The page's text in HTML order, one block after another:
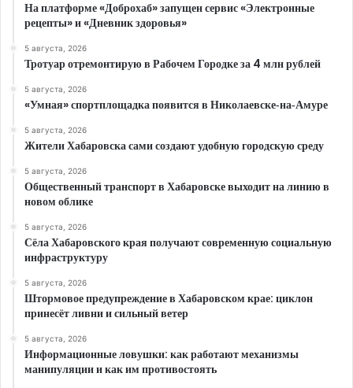
На платформе «Доброхаб» запущен сервис «Электронные
рецепты» и «Дневник здоровья»
5 августа, 2026
Тротуар отремонтирую в Рабочем Городке за 4 млн рублей
5 августа, 2026
«Умная» спортплощадка появится в Николаевске‑на‑Амуре
5 августа, 2026
Жители Хабаровска сами создают удобную городскую среду
5 августа, 2026
Общественный транспорт в Хабаровске выходит на линию в
новом облике
5 августа, 2026
Сёла Хабаровского края получают современную социальную
инфраструктуру
5 августа, 2026
Штормовое предупреждение в Хабаровском крае: циклон
принесёт ливни и сильный ветер
5 августа, 2026
Информационные ловушки: как работают механизмы
манипуляции и как им противостоять